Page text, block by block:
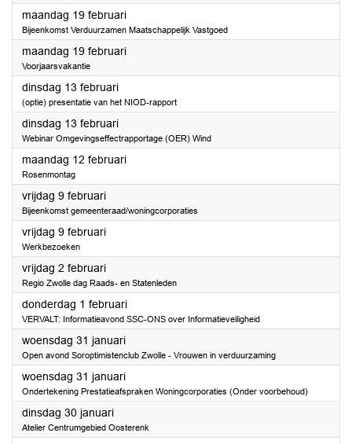
maandag 19 februari2024
Bijeenkomst Verduurzamen Maatschappelijk Vastgoed
maandag 19 februari2024
Voorjaarsvakantie
dinsdag 13 februari2024
(optie) presentatie van het NIOD-rapport
dinsdag 13 februari2024
Webinar Omgevingseffectrapportage (OER) Wind
maandag 12 februari2024
Rosenmontag
vrijdag 9 februari2024
Bijeenkomst gemeenteraad/woningcorporaties
vrijdag 9 februari2024
Werkbezoeken
vrijdag 2 februari2024
Regio Zwolle dag Raads- en Statenleden
donderdag 1 februari2024
VERVALT: Informatieavond SSC-ONS over Informatieveiligheid
woensdag 31 januari2024
Open avond Soroptimistenclub Zwolle - Vrouwen in verduurzaming
woensdag 31 januari2024
Ondertekening Prestatieafspraken Woningcorporaties (Onder voorbehoud)
dinsdag 30 januari2024
Atelier Centrumgebied Oosterenk